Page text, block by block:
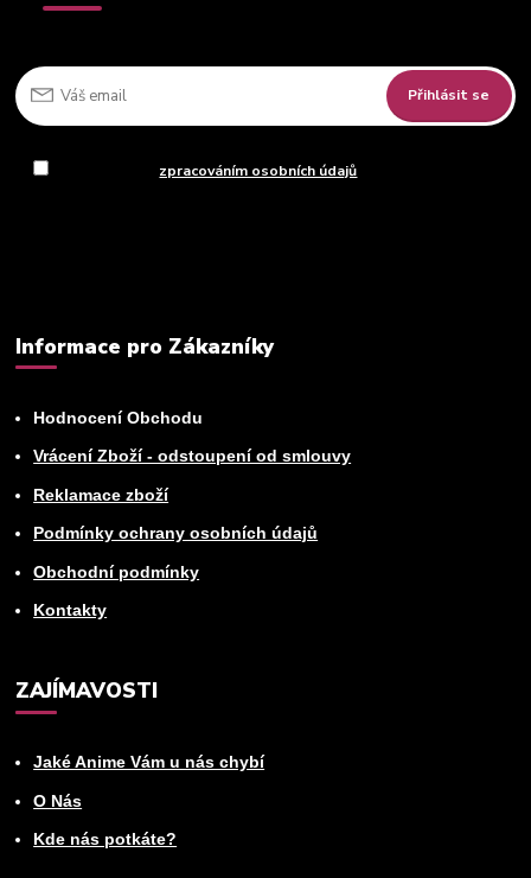
Přihlásit se
zpracováním osobních údajů
Informace pro Zákazníky
Hodnocení Obchodu
Vrácení Zboží - odstoupení od smlouvy
Reklamace zboží
Podmínky ochrany osobních údajů
Obchodní podmínky
Kontakty
ZAJÍMAVOSTI
Jaké Anime Vám u nás chybí
O Nás
Kde nás potkáte?